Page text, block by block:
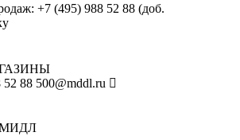
+7 (495) 988 52 88 (доб.
52 88 500@mddl.ru
МИДЛ